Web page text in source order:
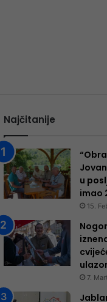
Najčitanije
u
imao
15.
7.